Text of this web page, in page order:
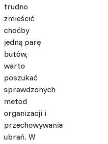
trudno
zmieścić
choćby
jedną parę
butów,
warto
poszukać
sprawdzonych
metod
organizacji i
przechowywania
ubrań. W